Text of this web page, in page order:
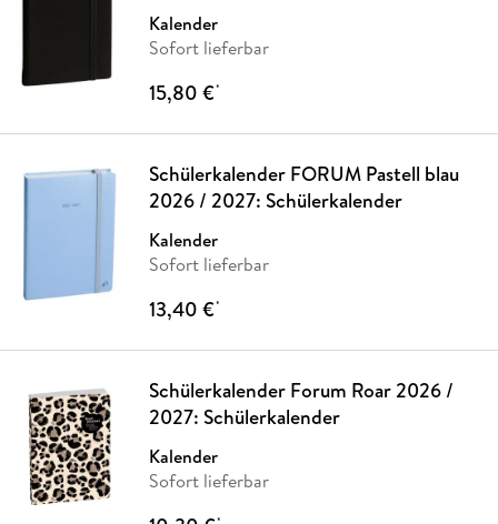
Kalender
Sofort lieferbar
15,80 €*
Schülerkalender FORUM Pastell blau
2026 / 2027: Schülerkalender
Kalender
Sofort lieferbar
13,40 €*
Schülerkalender Forum Roar 2026 /
2027: Schülerkalender
Kalender
Sofort lieferbar